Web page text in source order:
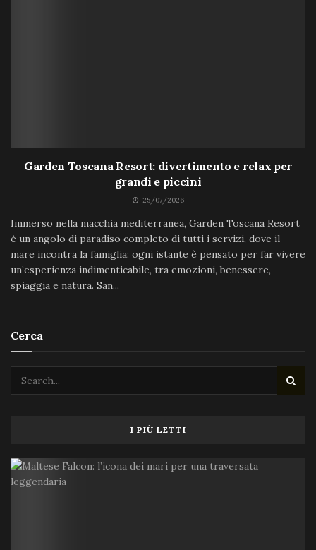
Garden Toscana Resort: divertimento e relax per
grandi e piccini
25/07/2026
Immerso nella macchia mediterranea, Garden Toscana Resort
è un angolo di paradiso completo di tutti i servizi, dove il
mare incontra la famiglia: ogni istante è pensato per far vivere
un’esperienza indimenticabile, tra emozioni, benessere,
spiaggia e natura. San...
Cerca
I PIÙ LETTI